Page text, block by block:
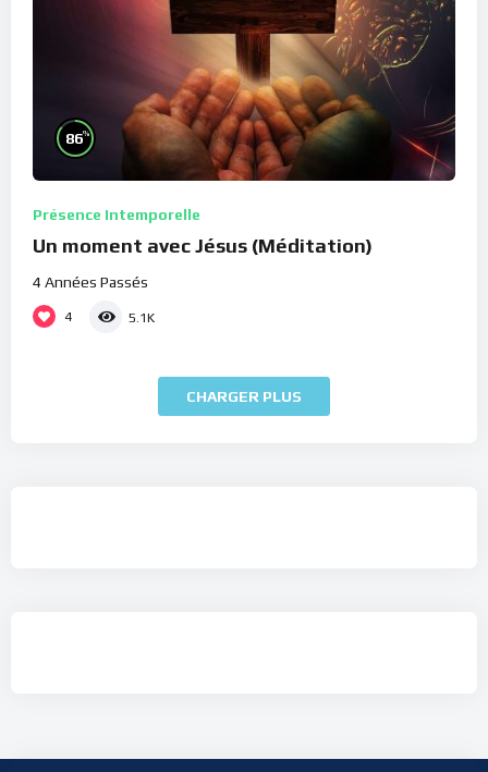
86%
Présence Intemporelle
Un moment avec Jésus (Méditation)
4 Années Passés
4 5.1K
CHARGER PLUS